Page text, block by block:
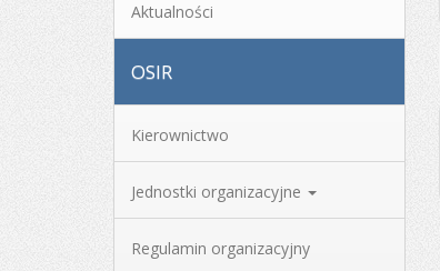
Aktualności
OSIR
Kierownictwo
Jednostki organizacyjne
Regulamin organizacyjny